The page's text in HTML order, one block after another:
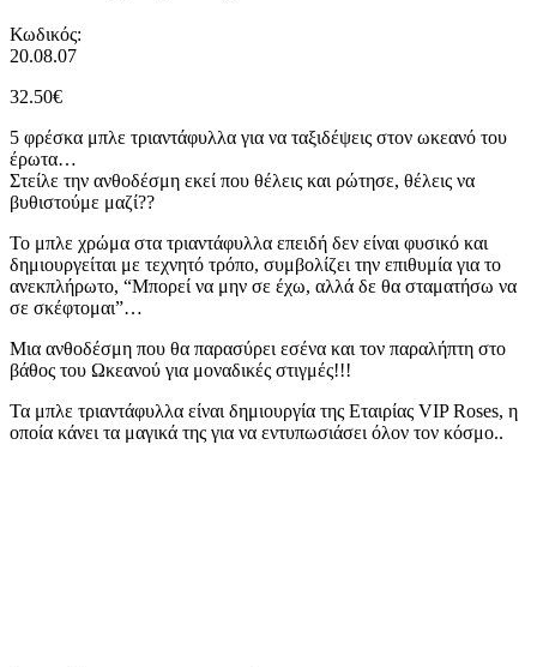
Κωδικός:
20.08.07
32.50€
5 φρέσκα μπλε τριαντάφυλλα για να ταξιδέψεις στον ωκεανό του
έρωτα…
Στείλε την ανθοδέσμη εκεί που θέλεις και ρώτησε, θέλεις να
βυθιστούμε μαζί??
Το μπλε χρώμα στα τριαντάφυλλα επειδή δεν είναι φυσικό και
δημιουργείται με τεχνητό τρόπο, συμβολίζει την επιθυμία για το
ανεκπλήρωτο, “Μπορεί να μην σε έχω, αλλά δε θα σταματήσω να
σε σκέφτομαι”…
Μια ανθοδέσμη που θα παρασύρει εσένα και τον παραλήπτη στο
βάθος του Ωκεανού για μοναδικές στιγμές!!!
Τα μπλε τριαντάφυλλα είναι δημιουργία της Εταιρίας VIP Roses, η
οποία κάνει τα μαγικά της για να εντυπωσιάσει όλον τον κόσμο..